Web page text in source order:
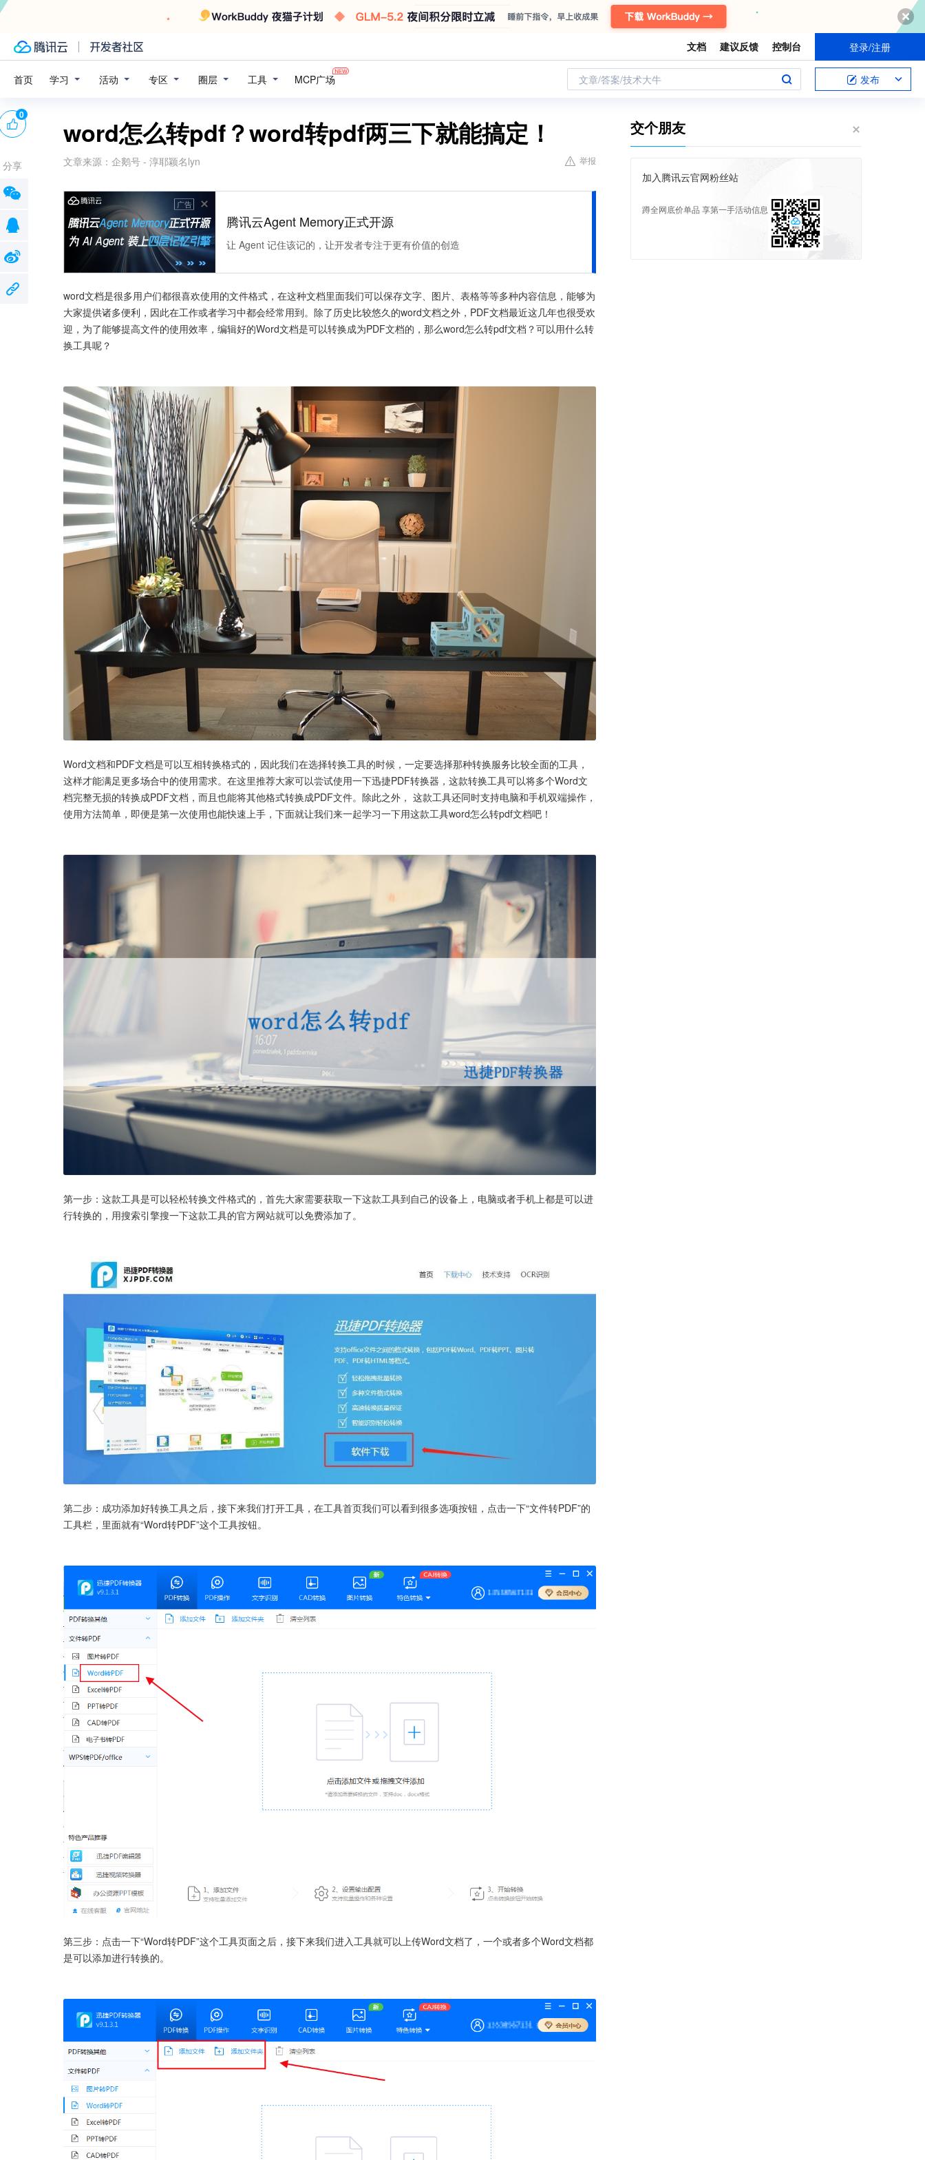
文档 建议反馈 控制台 登录/注册
首页 学习 活动 专区 圈层 工具 MCP广场 文章/答案/技术大牛 发布
word怎么转pdf？word转pdf两三下就能搞定！
文章来源： 企鹅号 - 淳耶颖名lyn 举报
广告
腾讯云Agent Memory正式开源
让 Agent 记住该记的，让开发者专注于更有价值的创造
word文档是很多用户们都很喜欢使用的文件格式，在这种文档里面我们可以保存文字、图片、表格等等多种内容信息，能够为
大家提供诸多便利，因此在工作或者学习中都会经常用到。除了历史比较悠久的word文档之外，PDF文档最近这几年也很受欢
迎，为了能够提高文件的使用效率，编辑好的Word文档是可以转换成为PDF文档的，那么word怎么转pdf文档？可以用什么转
换工具呢？
Word文档和PDF文档是可以互相转换格式的，因此我们在选择转换工具的时候，一定要选择那种转换服务比较全面的工具，
这样才能满足更多场合中的使用需求。在这里推荐大家可以尝试使用一下迅捷PDF转换器，这款转换工具可以将多个Word文
档完整无损的转换成PDF文档，而且也能将其他格式转换成PDF文件。除此之外， 这款工具还同时支持电脑和手机双端操作，
使用方法简单，即便是第一次使用也能快速上手，下面就让我们来一起学习一下用这款工具word怎么转pdf文档吧！
第一步：这款工具是可以轻松转换文件格式的，首先大家需要获取一下这款工具到自己的设备上，电脑或者手机上都是可以进
行转换的，用搜索引擎搜一下这款工具的官方网站就可以免费添加了。
第二步：成功添加好转换工具之后，接下来我们打开工具，在工具首页我们可以看到很多选项按钮，点击一下“文件转PDF”的
工具栏，里面就有“Word转PDF”这个工具按钮。
第三步：点击一下“Word转PDF”这个工具页面之后，接下来我们进入工具就可以上传Word文档了，一个或者多个Word文档都
是可以添加进行转换的。
0
分享
交个朋友
加入腾讯云官网粉丝站
蹲全网底价单品 享第一手活动信息